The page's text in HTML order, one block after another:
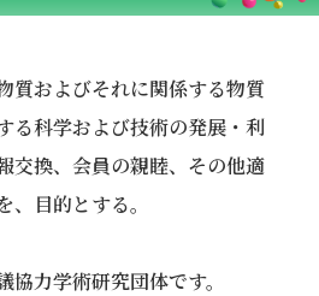
質およびそれに関係する物質
る科学および技術の発展・利
交換、会員の親睦、その他適
目的とする。
力学術研究団体です。